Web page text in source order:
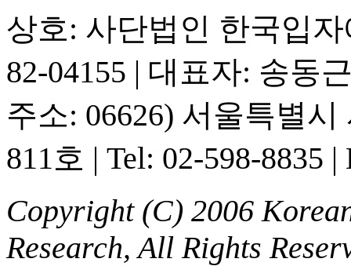
상호: 사단법인 한국입
82-04155 | 대표자: 송동
주소: 06626) 서울특별
811호 | Tel: 02-598-8835 |
Copyright (C) 2006
Research, All Rights